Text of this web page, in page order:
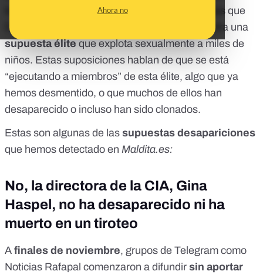
Ahora no
teoría de la conspiración que afirma sin pruebas que
Donald Trump está en una guerra secreta contra una
supuesta élite que explota sexualmente a miles de
niños. Estas suposiciones hablan de que se está
“ejecutando a miembros” de esta élite, algo que ya
hemos desmentido, o que muchos de ellos han
desaparecido o incluso han sido clonados.
Estas son algunas de las supuestas desapariciones
que hemos detectado en Maldita.es:
No, la directora de la CIA, Gina
Haspel, no ha desaparecido ni ha
muerto en un tiroteo
A finales de noviembre, grupos de Telegram como
Noticias Rafapal comenzaron a difundir sin aportar